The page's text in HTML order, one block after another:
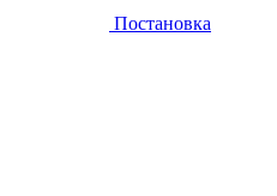
Постановка